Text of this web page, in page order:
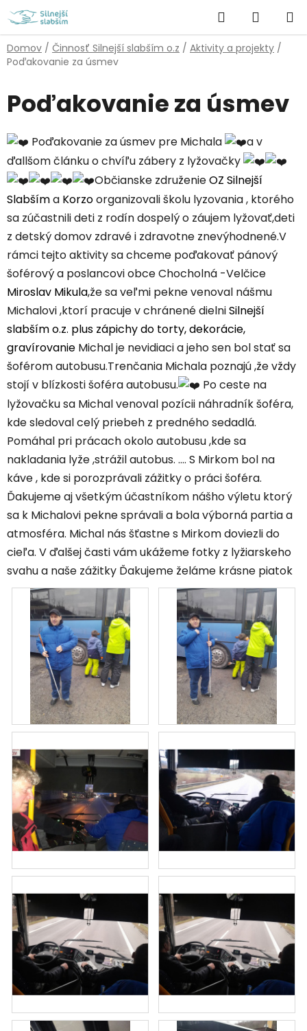
Prejsť
na
obsah
Hľadať
KOŠÍK
Domov / Činnosť Silnejší slabším o.z / Aktivity a projekty /
Poďakovanie za úsmev
Poďakovanie za úsmev
Poďakovanie za úsmev pre Michala
a v
ďallšom článku o chvíľu zábery z lyžovačky
Občianske združenieOZ Silnejší
Slabšíma Korzoorganizovali školu lyzovania , ktorého
sa zúčastnili deti z rodín dospelý o záujem lyžovať,deti
z detský domov zdravé i zdravotne znevýhodnené.V
rámci tejto aktivity sa chceme poďakovať pánový
šoférový a poslancovi obce Chocholná -Velčice
Miroslav Mikula,že sa veľmi pekne venoval nášmu
Michalovi ,ktorí pracuje v chránené dielniSilnejší
slabším o.z. plus zápichy do torty, dekorácie,
gravírovanie Michal je nevidiaci a jeho sen bol stať sa
šoférom autobusu.Trenčania Michala poznajú ,že vždy
stojí v blízkosti šoféra autobusu.
Po ceste na
lyžovačku sa Michal venoval pozícii náhradník šoféra,
kde sledoval celý priebeh z predného sedadlá.
Pomáhal pri prácach okolo autobusu ,kde sa
nakladania lyže ,strážil autobus. .... S Mirkom bol na
káve , kde si porozprávali zážitky o práci šoféra.
Ďakujeme aj všetkým účastníkom nášho výletu ktorý
sa k Michalovi pekne správali a bola výborná partia a
atmosféra. Michal nás šťastne s Mirkom doviezli do
cieľa. V ďalšej časti vám ukážeme fotky z lyžiarskeho
svahu a naše zážitky Ďakujeme želáme krásne piatok